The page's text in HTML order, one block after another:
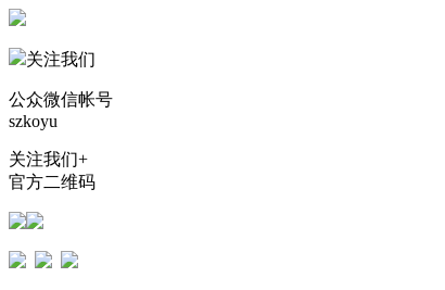
关注我们
公众微信帐号
szkoyu
关注我们+
官方二维码